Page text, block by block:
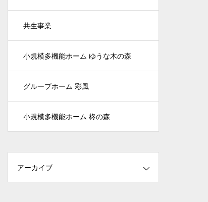
共生事業
小規模多機能ホーム ゆうな木の森
グループホーム 彩風
小規模多機能ホーム 柊の森
アーカイブ